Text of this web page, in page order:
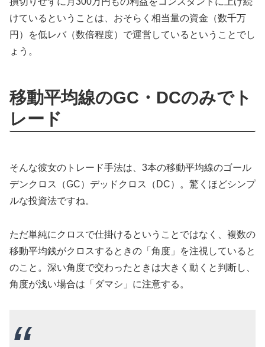
けているということは、おそらく相当量の資金（数千万
円）を低レバ（数倍程度）で運営しているということでし
ょう。
移動平均線のGC・DCのみでト
レード
そんな彼女のトレード手法は、3本の移動平均線のゴール
デンクロス（GC）デッドクロス（DC）。驚くほどシンプ
ルな投資法ですね。
ただ単純にクロスで仕掛けるということではなく、複数の
移動平均銭がクロスするときの「角度」を注視していると
のこと。深い角度で交わったときは大きく動くと判断し、
角度が浅い場合は「ダマシ」に注意する。